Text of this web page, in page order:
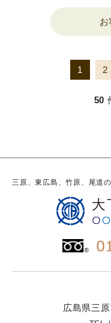
1 2
50
三原、東広島、竹原、尾道
広島県三